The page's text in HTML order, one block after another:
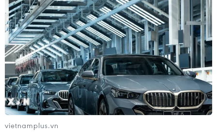
vietnamplus.vn